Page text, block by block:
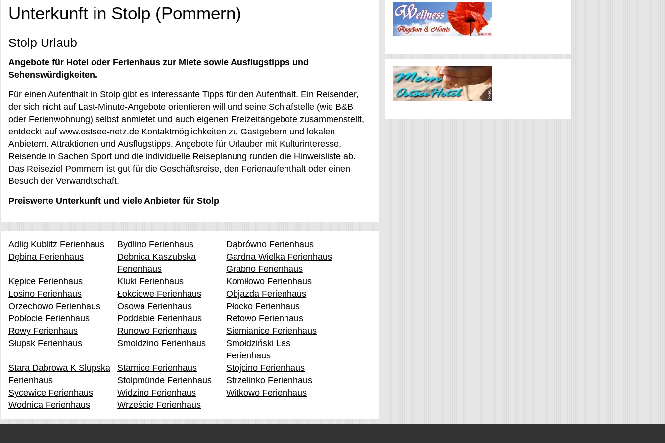
Unterkunft in Stolp (Pommern)
Stolp Urlaub
Angebote für Hotel oder Ferienhaus zur Miete sowie Ausflugstipps und
Sehenswürdigkeiten.
Für einen Aufenthalt in Stolp gibt es interessante Tipps für den Aufenthalt. Ein Reisender,
der sich nicht auf Last-Minute-Angebote orientieren will und seine Schlafstelle (wie B&B
oder Ferienwohnung) selbst anmietet und auch eigenen Freizeitangebote zusammenstellt,
entdeckt auf www.ostsee-netz.de Kontaktmöglichkeiten zu Gastgebern und lokalen
Anbietern. Attraktionen und Ausflugstipps, Angebote für Urlauber mit Kulturinteresse,
Reisende in Sachen Sport und die individuelle Reiseplanung runden die Hinweisliste ab.
Das Reiseziel Pommern ist gut für die Geschäftsreise, den Ferienaufenthalt oder einen
Besuch der Verwandtschaft.
Preiswerte Unterkunft und viele Anbieter für Stolp
Adlig Kublitz Ferienhaus Bydlino Ferienhaus
Dąbrówno Ferienhaus
Dębina Ferienhaus
Debnica Kaszubska
Ferienhaus
Gardna Wielka Ferienhaus
Grabno Ferienhaus
Kępice Ferienhaus
Kluki Ferienhaus
Komiłowo Ferienhaus
Losino Ferienhaus
Łokciowe Ferienhaus
Objazda Ferienhaus
Orzechowo Ferienhaus
Osowa Ferienhaus
Płocko Ferienhaus
Pobłocie Ferienhaus
Poddąbie Ferienhaus
Retowo Ferienhaus
Rowy Ferienhaus
Runowo Ferienhaus
Siemianice Ferienhaus
Słupsk Ferienhaus
Smoldzino Ferienhaus
Smołdziński Las
Ferienhaus
Stara Dabrowa K Slupska
Ferienhaus
Starnice Ferienhaus
Stojcino Ferienhaus
Stolpmünde Ferienhaus
Strzelinko Ferienhaus
Sycewice Ferienhaus
Widzino Ferienhaus
Witkowo Ferienhaus
Wodnica Ferienhaus
Wrzeście Ferienhaus